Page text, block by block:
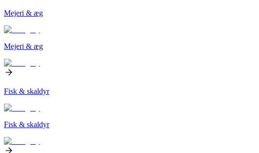
Mejeri & æg
Mejeri & æg
Fisk & skaldyr
Fisk & skaldyr